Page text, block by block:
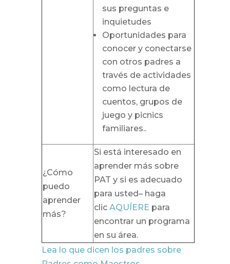
sus preguntas e
inquietudes
Oportunidades para
conocer y conectarse
con otros padres a
través de actividades
como lectura de
cuentos, grupos de
juego y picnics
familiares..
¿Cómo
puedo
aprender
más?
Si está interesado en
aprender más sobre
PAT y si es adecuado
para usted– haga
clic AQUÍERE para
encontrar un programa
en su área.
Lea lo que dicen los padres sobre